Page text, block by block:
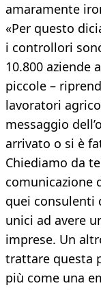
amaramente
«Per questo
i controllori
10.800 aziende
piccole –
lavoratori
messaggio
arrivato o si è
Chiediamo da
comunicazione
quei consulenti
unici ad avere
imprese. Un
trattare questa
più come una